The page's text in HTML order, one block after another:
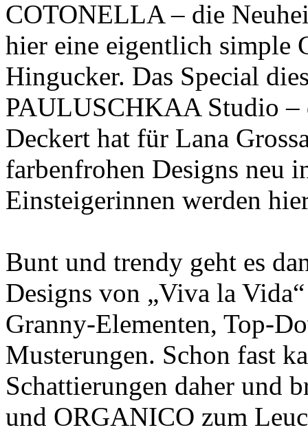
COTONELLA – die
hier eine eigentlich simple
Hingucker. Das Special
PAULUSCHKAA Studio –
Deckert hat für Lana
farbenfrohen Designs neu
Einsteigerinnen werden
Bunt und trendy geht es
Designs von „Viva la
Granny-Elementen, Top-
Musterungen. Schon fast
Schattierungen daher und
und ORGANICO zum